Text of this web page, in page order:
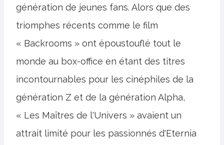
génération de jeunes fans. Alors que des
triomphes récents comme le film
« Backrooms » ont époustouflé tout le
monde au box-office en étant des titres
incontournables pour les cinéphiles de la
génération Z et de la génération Alpha,
« Les Maîtres de l'Univers » avaient un
attrait limité pour les passionnés d'Eternia